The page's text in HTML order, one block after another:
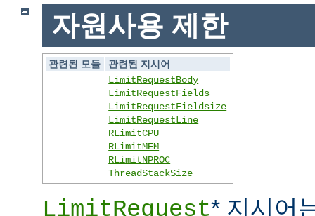
자원사용 제한
관련된 모듈
관련된 지시어
LimitRequestBody
LimitRequestFields
LimitRequestFieldsize
LimitRequestLine
RLimitCPU
RLimitMEM
RLimitNPROC
ThreadStackSize
LimitRequest* 지시어